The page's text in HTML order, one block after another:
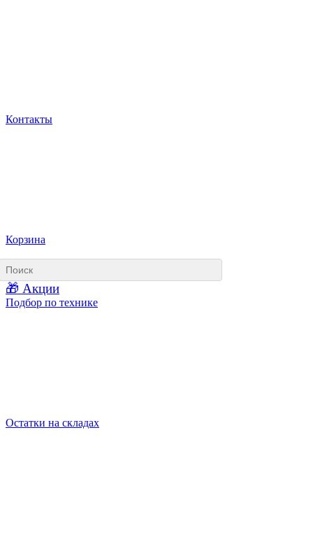
Контакты
Корзина
🎁 Акции
Подбор по технике
Остатки на складах